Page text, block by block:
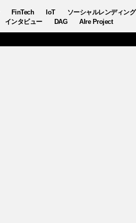
FinTech IoT ソーシャルレンディング
インタビュー DAG AIre Project